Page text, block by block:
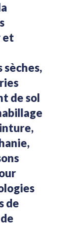
et
sèches,
de sol
de